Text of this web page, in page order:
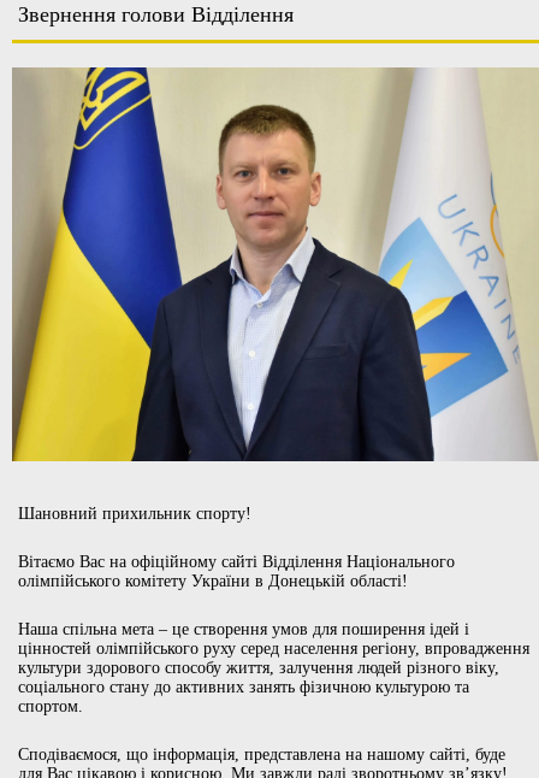
Звернення голови Відділення
Шановний прихильник спорту!
Вітаємо Вас на офіційному сайті Відділення Національного
олімпійського комітету України в Донецькій області!
Наша спільна мета – це створення умов для поширення ідей і
цінностей олімпійського руху серед населення регіону, впровадження
культури здорового способу життя, залучення людей різного віку,
соціального стану до активних занять фізичною культурою та
спортом.
Сподіваємося, що інформація, представлена на нашому сайті, буде
для Вас цікавою і корисною. Ми завжди раді зворотньому зв’язку!